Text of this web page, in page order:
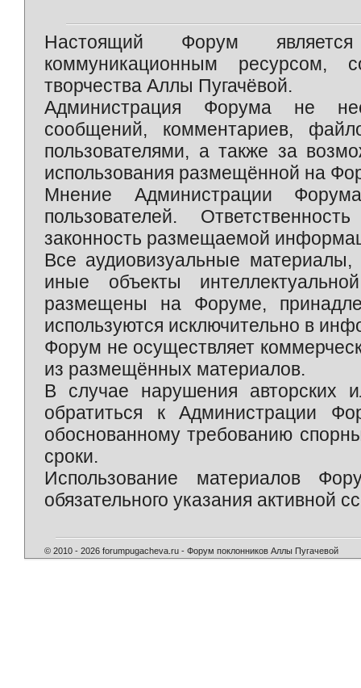
Настоящий Форум является
коммуникационным ресурсом,
творчества Аллы Пугачёвой.
Администрация Форума не
сообщений, комментариев,
пользователями, а также за
использования размещённой на
Мнение Администрации
пользователей.
законность размещаемой
Все аудиовизуальные
иные объекты
размещены на Форуме,
используются исключительно в
Форум не осуществляет
из размещённых материалов.
В случае нарушения авторских
обратиться к Администрации
обоснованному требованию
сроки.
Использование материалов
обязательного указания активной
© 2010 - 2026 forumpugacheva.ru - Форум поклонников Аллы Пугачевой